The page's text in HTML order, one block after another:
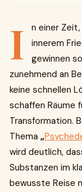
I
n einer Zeit,
innerem
gewinnen
zunehmend an
keine schnellen
schaffen Räume
Transformation.
Thema „
wird deutlich,
Substanzen im
bewusste Reise